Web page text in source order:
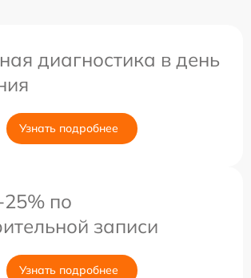
диагностика в день
Узнать подробнее
по
записи
Узнать подробнее